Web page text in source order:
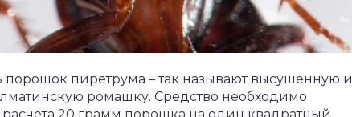
пиретрума – так называют высушенную и
ромашку. Средство необходимо